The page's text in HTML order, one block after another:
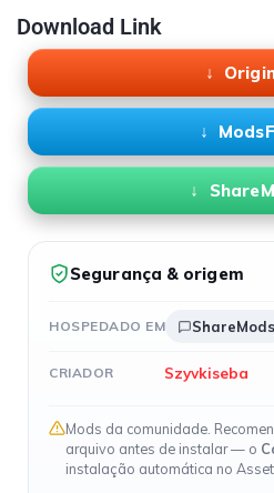
Download Link
Segurança & origem
HOSPEDADO EM ShareMods
CRIADOR Szyvkiseba
Mods da comunidade.
arquivo antes de instalar — o
instalação automática no